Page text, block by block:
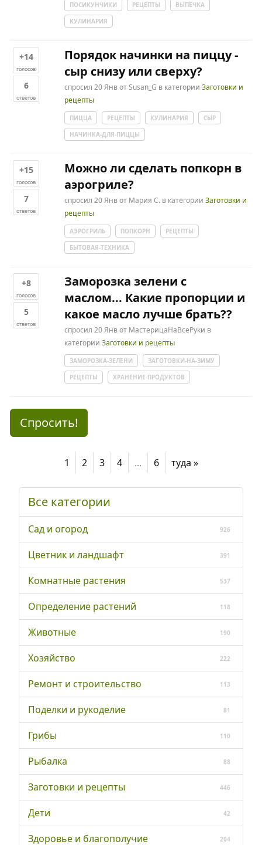
ПОСИКУНЧИКИ РЕЦЕПТЫ
ВЫПЕЧКА
КУЛИНАРИЯ
+14
голосов
6
ответов
Порядок начинки на пиццу -
сыр снизу или сверху?
спросил 20 ЯнвотSusan_G в категорииЗаготовки и
рецепты
ПИЦЦА РЕЦЕПТЫ КУЛИНАРИЯ
СЫР
НАЧИНКА-ДЛЯ-ПИЦЦЫ
+15
голосов
7
ответов
Можно ли сделать попкорн в
аэрогриле?
спросил 20 Янвот Мария С. в категорииЗаготовки и
рецепты
АЭРОГРИЛЬ ПОПКОРН
РЕЦЕПТЫ
БЫТОВАЯ-ТЕХНИКА
+8
голосов
5
ответов
Заморозка зелени с
маслом... Какие пропорции и
какое масло лучше брать??
спросил 20 Янвот МастерицаНаВсеРуки в
категорииЗаготовки и рецепты
ЗАМОРОЗКА-ЗЕЛЕНИ
ЗАГОТОВКИ-НА-ЗИМУ
РЕЦЕПТЫ
ХРАНЕНИЕ-ПРОДУКТОВ
Спросить!
1 2 3 4 ... 6 туда »
Все категории
Сад и огород 926
Цветник и ландшафт 391
Комнатные растения 537
Определение растений 118
Животные 190
Хозяйство 222
Ремонт и строительство 113
Поделки и рукоделие 81
Грибы 110
Рыбалка 88
Заготовки и рецепты 446
Дети 42
Здоровье и благополучие 204